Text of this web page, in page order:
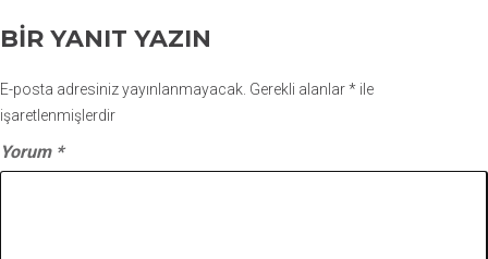
BIR YANIT YAZIN
E-posta adresiniz yayınlanmayacak. Gerekli alanlar* ile
işaretlenmişlerdir
Yorum *